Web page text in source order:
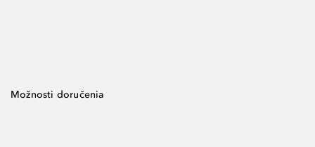
Možnosti doručenia